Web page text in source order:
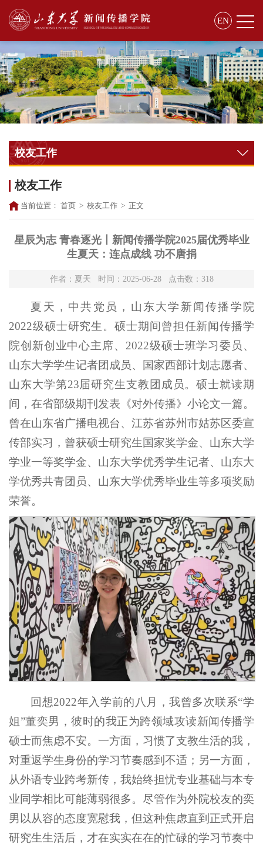
EN
校友工作
校友工作
当前位置： 首页 > 校友工作 > 正文
星辰为志 青春逐光丨新闻传播学院2025届优秀毕业
生夏天：连点成线 功不唐捐
作者：夏天 时间：2025-06-28 点击数： 318
夏天，中共党员，山东大学新闻传播学院
2022级硕士研究生。硕士期间曾担任新闻传播学
院创新创业中心主席、2022级硕士班学习委员、
山东大学学生记者团成员、国家西部计划志愿者、
山东大学第23届研究生支教团成员。硕士就读期
间，在省部级期刊发表《对外传播》小论文一篇。
曾在山东省广播电视台、江苏省苏州市姑苏区委宣
传部实习，曾获硕士研究生国家奖学金、山东大学
学业一等奖学金、山东大学优秀学生记者、山东大
学优秀共青团员、山东大学优秀毕业生等多项奖励
荣誉。
回想2022年入学前的八月，我曾多次联系“学
姐”董奕男，彼时的我正为跨领域攻读新闻传播学
硕士而焦虑不安。一方面，习惯了支教生活的我，
对重返学生身份的学习节奏感到不适；另一方面，
从外语专业跨考新传，我始终担忧专业基础与本专
业同学相比可能薄弱很多。尽管作为外院校友的奕
男以从容的态度宽慰我，但这种焦虑直到正式开启
研究生生活后，才在实实在在的忙碌的学习节奏中